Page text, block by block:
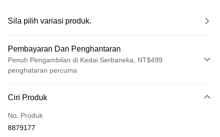
Sila pilih variasi produk.
Pembayaran Dan Penghantaran
Penuh Pengambilan di Kedai Serbaneka, NT$499
penghataran percuma
Kad Kredit (Bayaran Penuh)
Pengambilan di Kedai Serbaneka
Ciri Produk
No. Produk
8879177